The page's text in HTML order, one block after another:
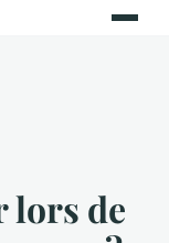
lors de